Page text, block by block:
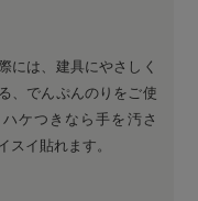
には、建具にやさしく
、でんぷんのりをご使
ケつきなら手を汚さ
スイ貼れます。